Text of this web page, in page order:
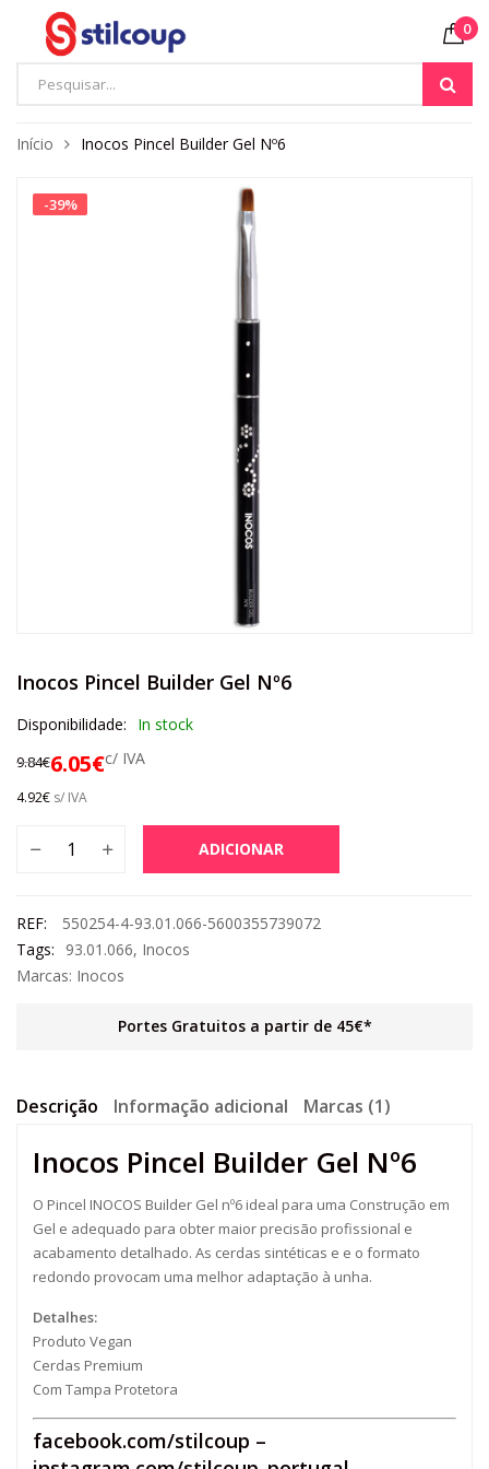
0
Início Inocos Pincel Builder Gel Nº6
-39%
Inocos Pincel Builder Gel Nº6
Disponibilidade: In stock
9.84€6.05€c/ IVA
4.92€ s/ IVA
ADICIONAR
REF:
550254-4-93.01.066-5600355739072
Tags:
93.01.066, Inocos
Marcas: Inocos
Portes Gratuitos a partir de 45€*
Descrição Informação adicional Marcas (1)
Inocos Pincel Builder Gel Nº6
O Pincel INOCOS Builder Gel nº6 ideal para uma Construção em
Gel e adequado para obter maior precisão profissional e
acabamento detalhado. As cerdas sintéticas e e o formato
redondo provocam uma melhor adaptação à unha.
Detalhes:
Produto Vegan
Cerdas Premium
Com Tampa Protetora
facebook.com/stilcoup –